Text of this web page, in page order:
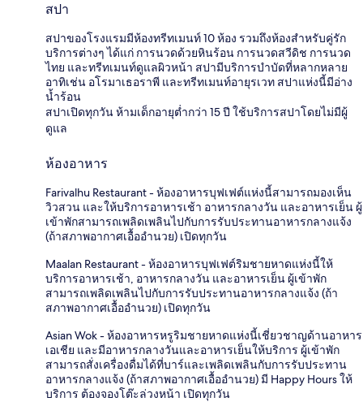
สปา
สปาของโรงแรมมีห้องทรีทเมนท์ 10 ห้อง รวมถึงห้องสำหรับคู่รัก
บริการต่างๆ ได้แก่ การนวดด้วยหินร้อน การนวดสวีดิช การนวด
ไทย และทรีทเมนท์ดูแลผิวหน้า สปามีบริการบำบัดที่หลากหลาย
อาทิเช่น อโรมาเธอราพี และทรีทเมนท์อายุรเวท สปาแห่งนี้มีอ่าง
น้ำร้อน
สปาเปิดทุกวัน ห้ามเด็กอายุต่ำกว่า 15 ปี ใช้บริการสปาโดยไม่มีผู้
ดูแล
ห้องอาหาร
Farivalhu Restaurant - ห้องอาหารบุฟเฟต์แห่งนี้สามารถมองเห็น
วิวสวน และให้บริการอาหารเช้า อาหารกลางวัน และอาหารเย็น ผู้
เข้าพักสามารถเพลิดเพลินไปกับการรับประทานอาหารกลางแจ้ง
(ถ้าสภาพอากาศเอื้ออำนวย) เปิดทุกวัน
Maalan Restaurant - ห้องอาหารบุฟเฟต์ริมชายหาดแห่งนี้ให้
บริการอาหารเช้า, อาหารกลางวัน และอาหารเย็น ผู้เข้าพัก
สามารถเพลิดเพลินไปกับการรับประทานอาหารกลางแจ้ง (ถ้า
สภาพอากาศเอื้ออำนวย) เปิดทุกวัน
Asian Wok - ห้องอาหารหรูริมชายหาดแห่งนี้เชี่ยวชาญด้านอาหาร
เอเชีย และมีอาหารกลางวันและอาหารเย็นให้บริการ ผู้เข้าพัก
สามารถสั่งเครื่องดื่มได้ที่บาร์และเพลิดเพลินกับการรับประทาน
อาหารกลางแจ้ง (ถ้าสภาพอากาศเอื้ออำนวย) มี Happy Hours ให้
บริการ ต้องจองโต๊ะล่วงหน้า เปิดทุกวัน